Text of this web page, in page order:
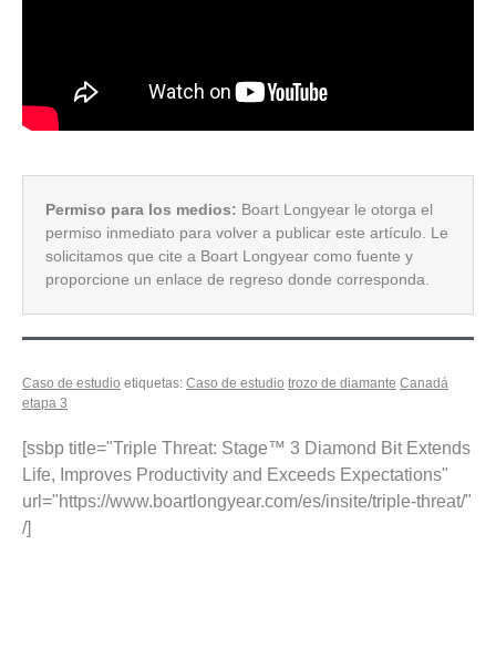
Permiso para los medios: Boart Longyear le otorga el
permiso inmediato para volver a publicar este artículo. Le
solicitamos que cite a Boart Longyear como fuente y
proporcione un enlace de regreso donde corresponda.
Caso de estudio etiquetas: Caso de estudio trozo de diamante Canadá
etapa 3
[ssbp title="Triple Threat: Stage™ 3 Diamond Bit Extends
Life, Improves Productivity and Exceeds Expectations"
url="https://www.boartlongyear.com/es/insite/triple-threat/"
/]